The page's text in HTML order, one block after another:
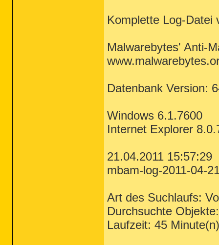
Komplette Log-Datei
Malwarebytes' Anti-
Datenbank Version:
Windows 6.1.7600
Internet Explorer
21.04.2011 15:57:29
mbam-log-2011-04-
Art des Suchlaufs:
Durchsuchte
Laufzeit: 45